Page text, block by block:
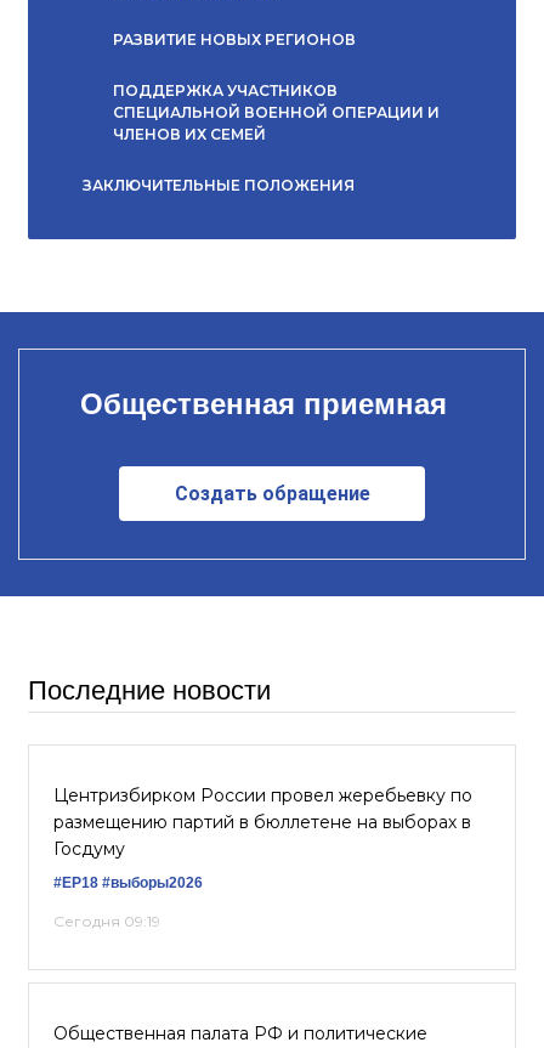
РАЗВИТИЕ НОВЫХ РЕГИОНОВ
ПОДДЕРЖКА УЧАСТНИКОВ
СПЕЦИАЛЬНОЙ ВОЕННОЙ ОПЕРАЦИИ И
ЧЛЕНОВ ИХ СЕМЕЙ
ЗАКЛЮЧИТЕЛЬНЫЕ ПОЛОЖЕНИЯ
Общественная приемная
Создать обращение
Последние новости
Центризбирком России провел жеребьевку по
размещению партий в бюллетене на выборах в
Госдуму
#ЕР18 #выборы2026
Сегодня 09:19
Общественная палата РФ и политические